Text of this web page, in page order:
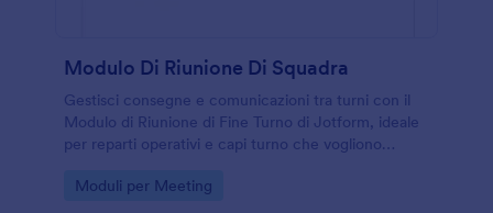
Modulo Di Riunione Di Squadra
Gestisci consegne e comunicazioni tra turni con il
Modulo di Riunione di Fine Turno di Jotform, ideale
per reparti operativi e capi turno che vogliono
Go to Category:
Moduli per Meeting